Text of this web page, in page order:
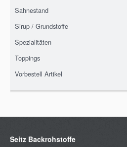
Sahnestand
Sirup / Grundstoffe
Spezialitäten
Toppings
Vorbestell Artikel
Seitz Backrohstoffe